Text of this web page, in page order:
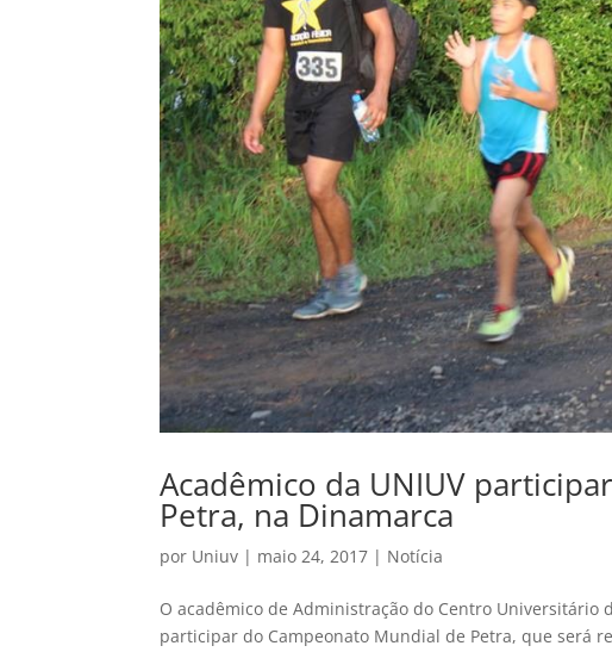
Acadêmico da UNIUV
Petra, na Dinamarca
por Uniuv | maio 24, 2017 | Notícia
O acadêmico de Administração do Centro Universitário
participar do Campeonato Mundial de Petra, que será